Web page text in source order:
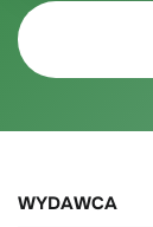
WYDAWCA